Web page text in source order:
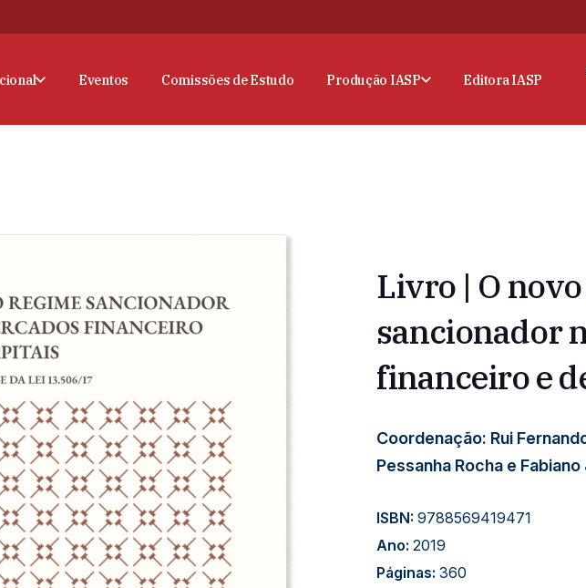
Eventos Comissões de Estudo Produção IASP Editora IASP
Livro | O
sancionador
financeiro e
Coordenação: Rui
Pessanha Rocha e
ISBN: 9788569419471
Ano: 2019
Páginas: 360